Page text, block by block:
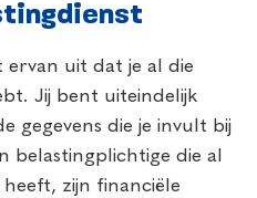
ervan uit dat je al die
Jij bent uiteindelijk
gegevens die je invult bij
belastingplichtige die al
zijn financiële